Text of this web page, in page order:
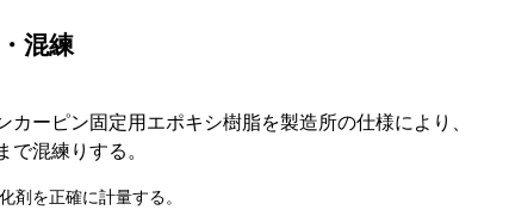
混練
カーピン固定用エポキシ樹脂を製造所の仕様により、
で混練りする。
剤を正確に計量する。